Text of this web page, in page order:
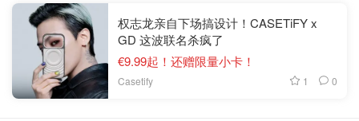
权志龙亲自下场搞设计！CASETiFY x
GD 这波联名杀疯了
€9.99起！还赠限量小卡！
Casetify 1 0